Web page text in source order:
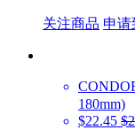
关注商品 申请
180mm)
$22.45